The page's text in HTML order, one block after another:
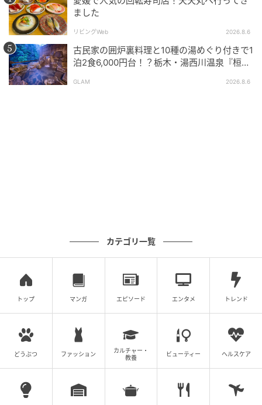
らって笑顔が増えるのはいいことでしょう。ウチの子
たちは他の日に遊んでもらえばいい話で、私もたかが1
日くらい我慢すればいいのです。
「なんで我慢しなきゃいけないんだろう」という気持
ちと「私ってこんなに心が狭い人だったんだ」という
次の記事
＜わからん年頃＞小学校高学年って冬の休み
は何して過ごしているの？勉強と遊びの間
の記事をもっとみる
ました
リビングWeb 2026.8.6
古民家の囲炉裏料理と10種の湯めぐり付きで1
泊2食6,000円台！？栃木・湯西川温泉『桓武
GLAM 2026.8.6
カテゴリ一覧
トップ マンガ エピソード エンタメ トレンド
どうぶつ ファッション
カルチャー・
教養
ビューティー ヘルスケア